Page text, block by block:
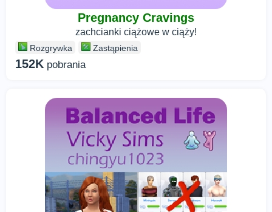
Pregnancy Cravings
zachcianki ciążowe w ciąży!
Rozgrywka Zastąpienia
152K pobrania